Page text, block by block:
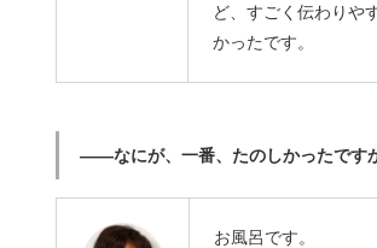
ど、すごく伝わりや
かったです。
――なにが、一番、たのしかったです
お風呂です。